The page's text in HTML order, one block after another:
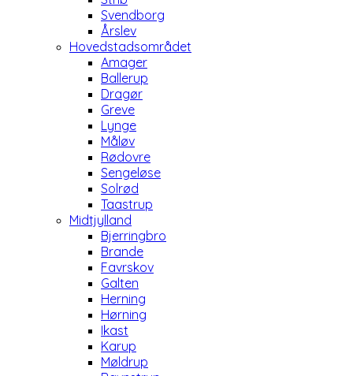
Svendborg
Årslev
Hovedstadsområdet
Amager
Ballerup
Dragør
Greve
Lynge
Måløv
Rødovre
Sengeløse
Solrød
Taastrup
Midtjylland
Bjerringbro
Brande
Favrskov
Galten
Herning
Hørning
Ikast
Karup
Møldrup